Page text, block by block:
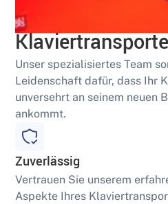
Sichere und
Unser spezialisiertes Team
Leidenschaft dafür, dass Ihr
unversehrt an seinem neuen
ankommt.
Zuverlässig
Vertrauen Sie unserem
Aspekte Ihres